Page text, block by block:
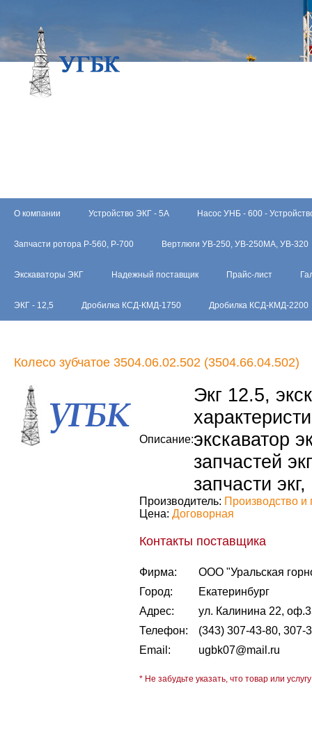
О компании Устройство ЭКГ - 5А Насос УНБ - 600 -
Запчасти ротора Р-560, Р-700 Вертлюги УВ-250, УВ-250МА, УВ-320
Экскаваторы ЭКГ Надежный поставщик Прайс-лист
ЭКГ - 12,5 Дробилка КСД-КМД-1750 Дробилка КСД-КМД-2200
Колесо зубчатое 3504.06.02.502 (3504.66.04.502)
Описание:
Экг 12.5,
экскаватор
запчастей
запчасти
Производитель: Производство и
Цена: Договорная
Контакты поставщика
Фирма:
ООО "Уральская
Город:
Екатеринбург
Адрес:
ул. Калинина 22,
Телефон:
(343) 307-43-80, 307-
Email:
ugbk07@mail.ru
* Не забудьте указать, что товар или